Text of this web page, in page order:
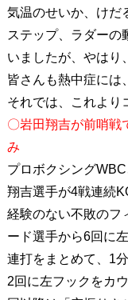
気温のせいか、けだ
ステップ、ラダーの
いましたが、やはり
皆さんも熱中症には
それでは、これより
〇岩田翔吉が前哨
み
プロボクシング
翔吉選手が4戦連続
経験のない不敗のフ
ード選手から6回に
連打をまとめて、1
2回に左フックをカ